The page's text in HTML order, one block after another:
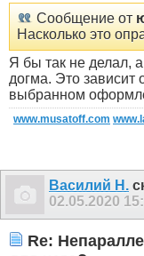
Сообщение от
Насколько это
Я бы так не делал,
догма. Это зависит
выбранном
www.musatoff.com
Василий Н.
02.05.2020
Re: